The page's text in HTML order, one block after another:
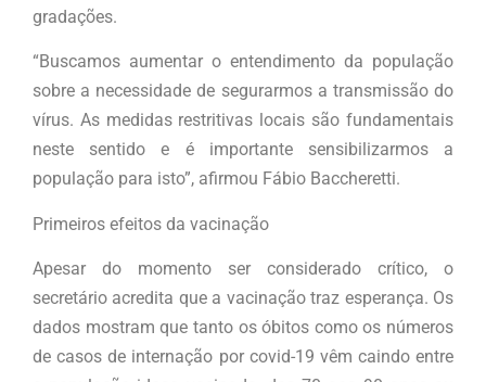
gradações.
“Buscamos aumentar o entendimento da população
sobre a necessidade de segurarmos a transmissão do
vírus. As medidas restritivas locais são fundamentais
neste sentido e é importante sensibilizarmos a
população para isto”, afirmou Fábio Baccheretti.
Primeiros efeitos da vacinação
Apesar do momento ser considerado crítico, o
secretário acredita que a vacinação traz esperança. Os
dados mostram que tanto os óbitos como os números
de casos de internação por covid-19 vêm caindo entre